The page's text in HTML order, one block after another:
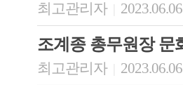
최고관리자
조계종 총무원장 문
최고관리자